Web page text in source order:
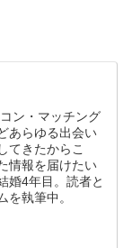
ン・マッチング
あらゆる出会い
てきたからこ
情報を届けたい
婚4年目。読者と
を執筆中。